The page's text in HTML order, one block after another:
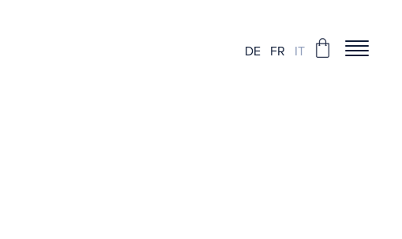
DE FR IT